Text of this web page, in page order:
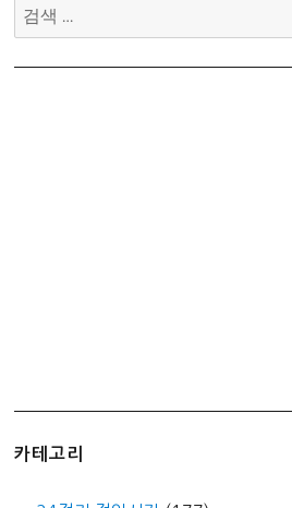
검
색:
카테고리